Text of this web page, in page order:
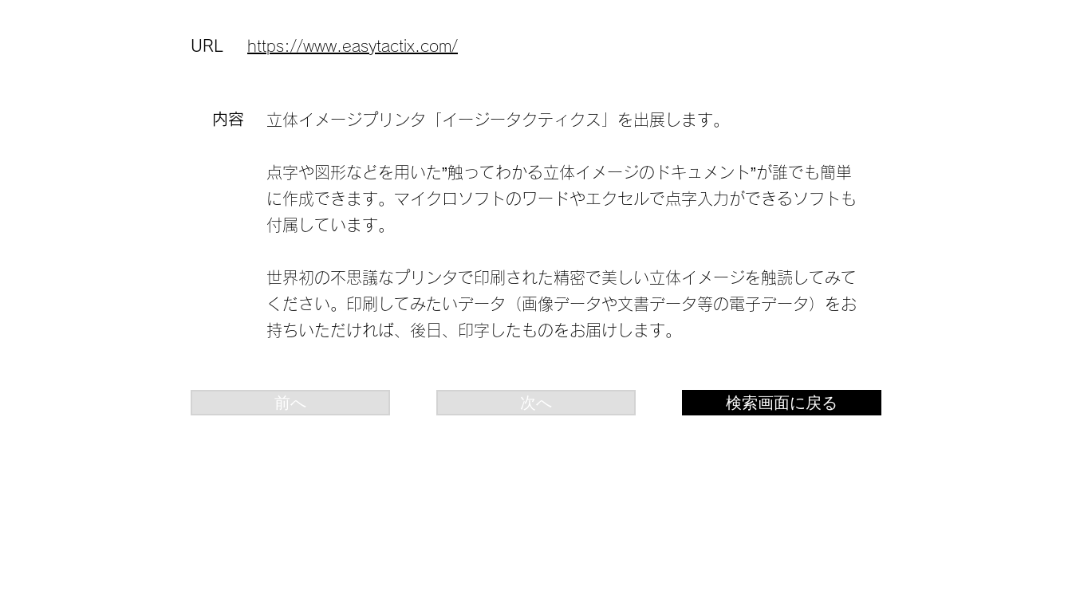
URL https://www.easytactix.com/
立体イメージプリンタ「イージータクティクス」を出展します。
点字や図形などを用いた”触ってわかる立体イメージのドキュメント”が誰でも簡単
に作成できます。マイクロソフトのワードやエクセルで点字入力ができるソフトも
付属しています。
世界初の不思議なプリンタで印刷された精密で美しい立体イメージを触読してみて
ください。印刷してみたいデータ（画像データや文書データ等の電子データ）をお
持ちいただければ、後日、印字したものをお届けします。
内容
前へ 次へ 検索画面に戻る